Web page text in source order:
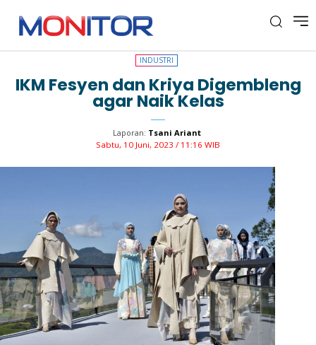
INDUSTRI
INDUSTRI
IKM Fesyen dan Kriya Digembleng
agar Naik Kelas
Laporan: Tsani Ariant
Sabtu, 10 Juni, 2023 / 11:16 WIB